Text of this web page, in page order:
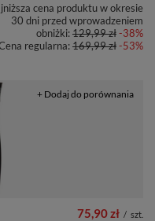
cena produktu w okresie
30 dni przed wprowadzeniem
obniżki:129,99 zł-38%
regularna:169,99 zł-53%
75,90 zł / szt.
+ Dodaj do porównania